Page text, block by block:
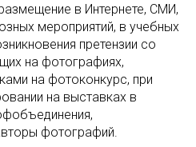
в Интернете, СМИ,
мероприятий, в учебных
претензии со
на фотографиях,
на фотоконкурс, при
на выставках в
фотографий.